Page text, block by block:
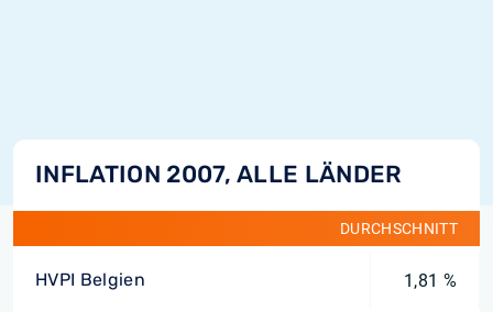
INFLATION 2007, ALLE LÄNDER
DURCHSCHNITT
HVPI Belgien 1,81 %